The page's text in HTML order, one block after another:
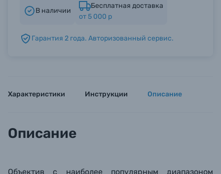
В наличии
Бесплатная доставка
от 5 000 р
Гарантия 2 года. Авторизованный сервис.
Характеристики Инструкции Описание
Описание
Объектив с наиболее популярным диапазоном